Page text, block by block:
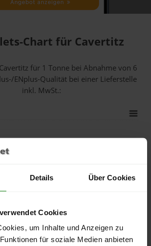
Details Über Cookies
Cookies
um Inhalte und Anzeigen zu
für soziale Medien anbieten
Chart für Cavertitz
für 1 Tonne bei Abnahmevon 6
ENplus-Qualität bei einer Lieferstelle
inkl. MwSt.: